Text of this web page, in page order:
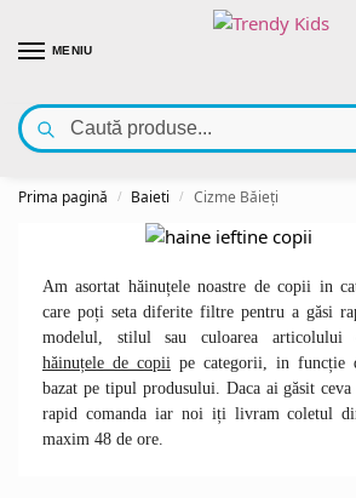
MENIU
Bun venit pe Trendy Kids – outlet cu haine pentru
articole de îmbrăcăminte
Prima pagină / Baieti / Cizme Băieți
Am asortat hăinuțele noastre de copii in
care poți seta diferite filtre pentru a găsi
modelul, stilul sau culoarea articolului
hăinuțele de copii pe categorii, in funcție
bazat pe tipul produsului. Daca ai găsit
rapid comanda iar noi iți livram coletul
maxim 48 de ore.